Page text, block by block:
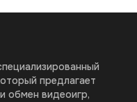
предлагает
обмен видеоигр,